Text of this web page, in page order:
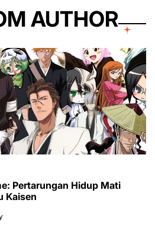
AUTHOR
Pertarungan Hidup Mati
Kaisen